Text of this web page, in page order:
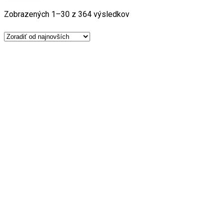
Zobrazených 1–30 z 364 výsledkov